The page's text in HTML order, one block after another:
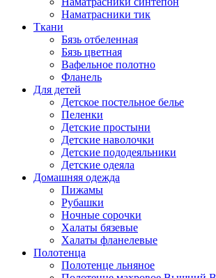
Наматрасники тик
Ткани
Бязь отбеленная
Бязь цветная
Вафельное полотно
Фланель
Для детей
Детское постельное белье
Пеленки
Детские простыни
Детские наволочки
Детские пододеяльники
Детские одеяла
Домашняя одежда
Пижамы
Рубашки
Ночные сорочки
Халаты бязевые
Халаты фланелевые
Полотенца
Полотенце льняное